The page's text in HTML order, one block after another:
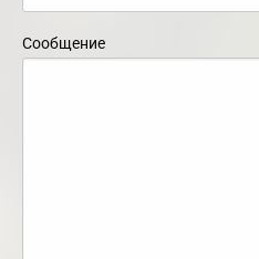
Сообщение